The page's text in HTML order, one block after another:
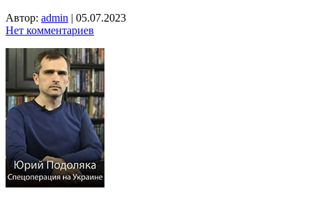
Автор: admin | 05.07.2023
Нет комментариев